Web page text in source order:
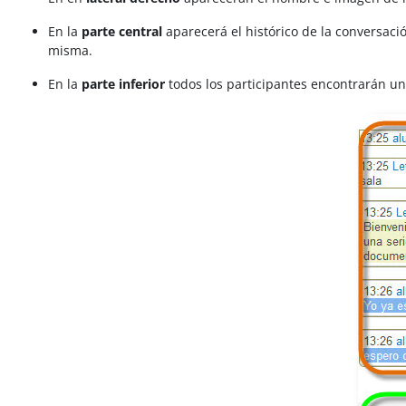
En la parte centralaparecerá el histórico de la
misma.
En la parte inferiortodos los participantes encontrarán